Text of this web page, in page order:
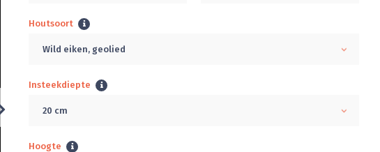
Houtsoort
Wild eiken, geolied
Insteekdiepte
20 cm
Hoogte